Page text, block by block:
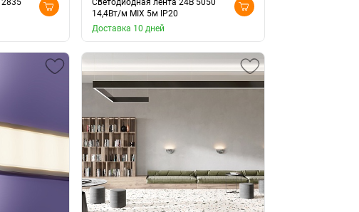
14,4Вт/м MIX 5м IP20
Доставка 10 дней